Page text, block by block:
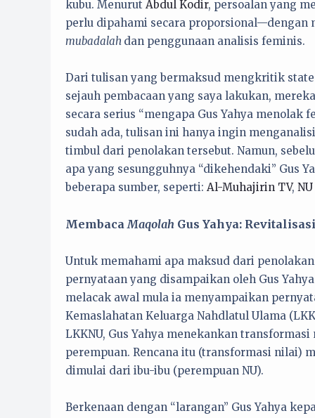
kubu. Menurut Abdul Kodir, persoalan yang
perlu dipahami secara proporsional—dengan
mubadalah dan penggunaan analisis feminis.
Dari tulisan yang bermaksud mengkritik
sejauh pembacaan yang saya lakukan,
secara serius “mengapa Gus Yahya
sudah ada, tulisan ini hanya ingin
timbul dari penolakan tersebut. Namun,
apa yang sesungguhnya “dikehendaki” Gus
beberapa sumber, seperti: Al-Muhajirin TV,
MembacaMaqolah Gus Yahya:
Untuk memahami apa maksud dari
pernyataan yang disampaikan oleh Gus
melacak awal mula ia menyampaikan
Kemaslahatan Keluarga Nahdlatul Ulama
LKKNU, Gus Yahya menekankan
perempuan. Rencana itu (transformasi nilai)
dimulai dari ibu-ibu (perempuan NU).
Berkenaan dengan “larangan” Gus Yahya